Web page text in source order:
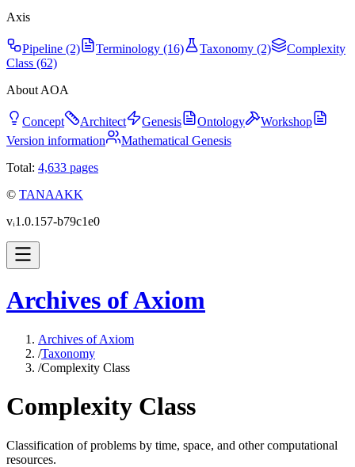
Axis
Pipeline (2) Terminology (16) Taxonomy (2)
Complexity
Class (62)
About AOA
Concept Architect Genesis Ontology
Workshop
Version information
Mathematical Genesis
Total: 4,633 pages
© TANAAKK
vᵢ1.0.157-b79c1e0
Archives of Axiom
Archives of Axiom
/Taxonomy
/Complexity Class
Complexity Class
Classification of problems by time, space, and other computational
resources.